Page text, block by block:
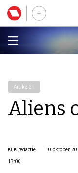
Artikelen
Aliens
KIJK-redactie
10 oktober
13:00